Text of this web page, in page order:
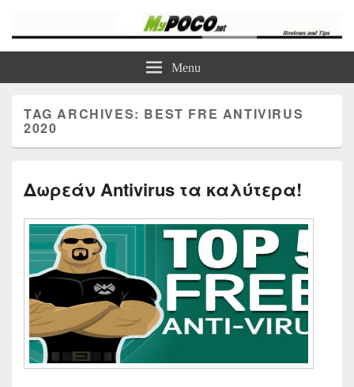
Τα καλύτερα Reviews , Συγκρίσεις , VPN , Webhosting
Menu
TAG ARCHIVES: BEST FRE ANTIVIRUS
2020
Δωρεάν Antivirus τα καλύτερα!